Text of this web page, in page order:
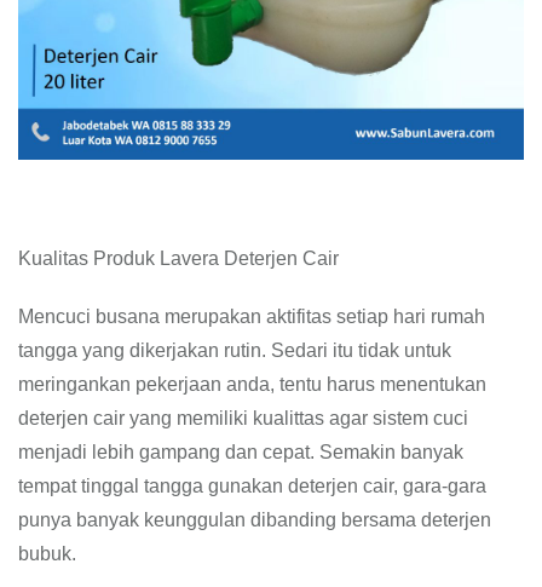
Kualitas Produk Lavera Deterjen Cair
Mencuci busana merupakan aktifitas setiap hari rumah
tangga yang dikerjakan rutin. Sedari itu tidak untuk
meringankan pekerjaan anda, tentu harus menentukan
deterjen cair yang memiliki kualittas agar sistem cuci
menjadi lebih gampang dan cepat. Semakin banyak
tempat tinggal tangga gunakan deterjen cair, gara-gara
punya banyak keunggulan dibanding bersama deterjen
bubuk.